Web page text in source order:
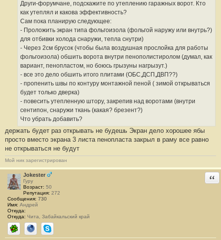
Други-форумчане, подскажите по утеплению гаражных ворот. Кто
как утеплял и какова эффективность?
Сам пока планирую следующее:
- Проложить экран типа фольгоизола (фольгой наружу или внутрь?)
для отбивки холода снаружи, тепла снутри)
- Через 2см брусок (чтобы была воздушная прослойка для работы
фольгоизола) обшить ворота внутри пенополистиролом (думал, как
вариант, пенопластом, но боюсь грызуны нагрызут.)
- все это дело обшить итого плитами (ОБС,ДСП,ДВП??)
- пропенить швы по контуру монтажной пеной ( зимой открываться
будет только дверка)
- повесить утепленную штору, закрепив над воротами (внутри
сентипон, снаружи ткань (какая? брезент?)
Что убрать добавить?
держать будет раз открывать не будешь Экран дело хорошее ябы
просто вместо экрана 3 листа пенопласта закрыл в раму все равно
не открываться не будут
Мой ник зарегистрирован
Jokester
Гуру
Возраст: 50
Репутация: 272
Сообщения: 730
Имя: Андрей
Откуда:
Откуда: Чита, Забайкальский край
ICQ СайтSkype